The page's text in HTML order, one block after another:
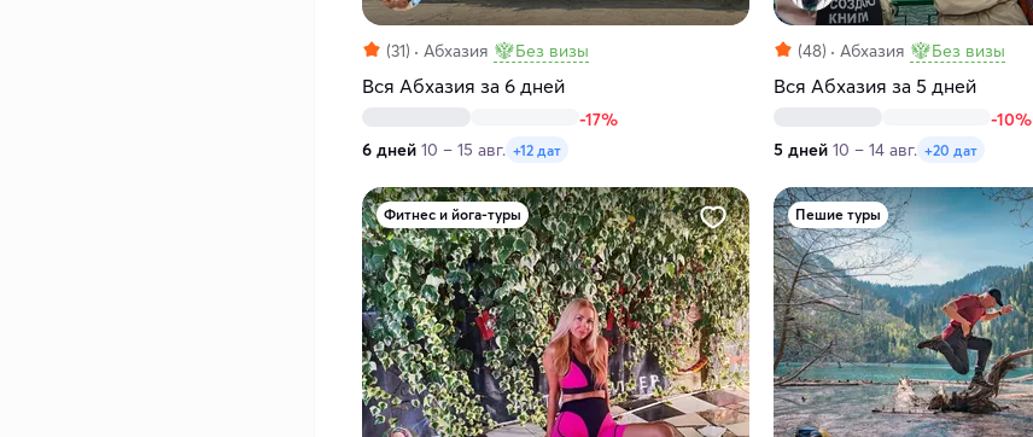
(31) Абхазия Без визы
Вся Абхазия за 6 дней
-17%
6 дней 10 – 15 авг. +12 дат
(48) Абхазия Без визы
Вся Абхазия за 5 дней
-10%
5 дней 10 – 14 авг. +20 дат
Фитнес и йога-туры Пешие туры